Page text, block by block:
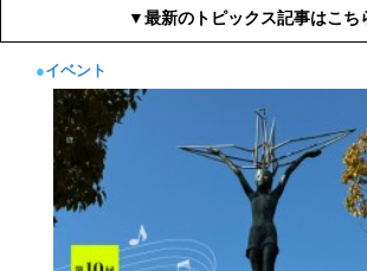
▼最新のトピックス記事はこち
●イベント